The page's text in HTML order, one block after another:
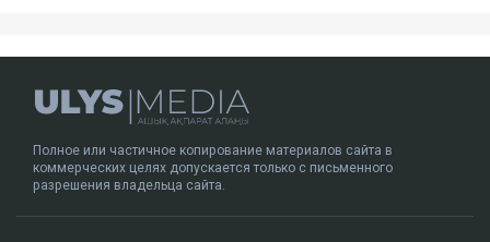
Полное или частичное копирование материалов сайта в
коммерческих целях допускается только с письменного
разрешения владельца сайта.